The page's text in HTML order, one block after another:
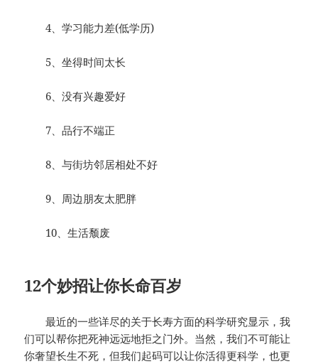
4、学习能力差(低学历)
5、坐得时间太长
6、没有兴趣爱好
7、品行不端正
8、与街坊邻居相处不好
9、周边朋友太肥胖
10、生活颓废
12个妙招让你长命百岁
最近的一些详尽的关于长寿方面的科学研究显示，我
们可以帮你把死神远远地拒之门外。当然，我们不可能让
你奢望长生不死，但我们起码可以让你活得更科学，也更